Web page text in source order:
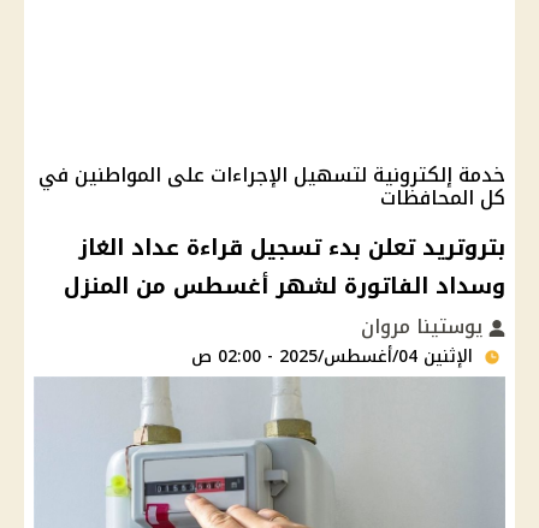
خدمة إلكترونية لتسهيل الإجراءات على المواطنين في
كل المحافظات
بتروتريد تعلن بدء تسجيل قراءة عداد الغاز
وسداد الفاتورة لشهر أغسطس من المنزل
يوستينا مروان
الإثنين 04/أغسطس/2025 - 02:00 ص